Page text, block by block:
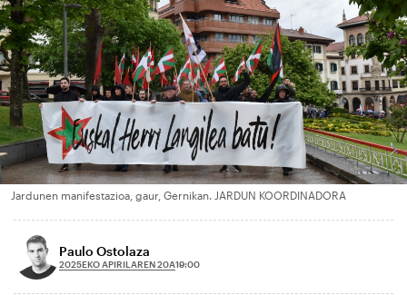
Jardunen manifestazioa, gaur, Gernikan. JARDUN KOORDINADORA
Paulo Ostolaza
2025EKO APIRILAREN 20A19:00